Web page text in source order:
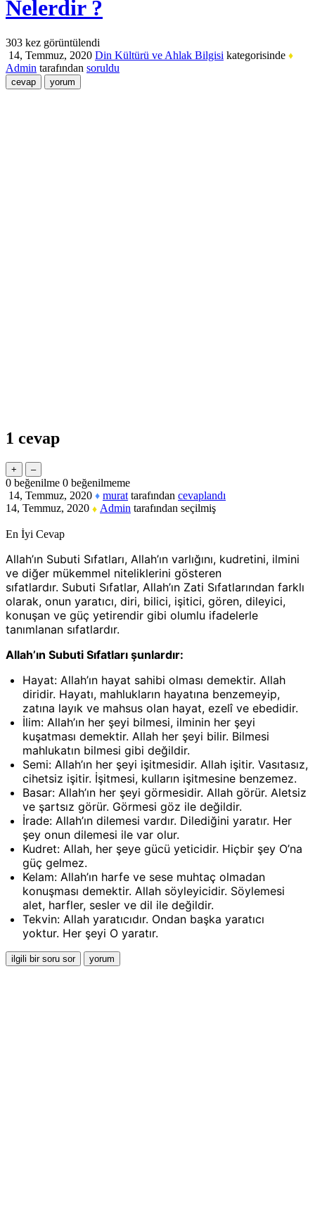
Nelerdir ?
303 kez görüntülendi
14, Temmuz, 2020 Din Kültürü ve Ahlak Bilgisi kategorisinde ♦
Admin tarafından soruldu
1 cevap
0 beğenilme 0 beğenilmeme
14, Temmuz, 2020 ♦ murat tarafından cevaplandı
14, Temmuz, 2020 ♦ Admin tarafından seçilmiş
En İyi Cevap
Allah’ın Subuti Sıfatları, Allah’ın varlığını, kudretini, ilmini
ve diğer mükemmel niteliklerini gösteren
sıfatlardır. Subuti Sıfatlar, Allah’ın Zati Sıfatlarından farklı
olarak, onun yaratıcı, diri, bilici, işitici, gören, dileyici,
konuşan ve güç yetirendir gibi olumlu ifadelerle
tanımlanan sıfatlardır.
Allah’ın Subuti Sıfatları şunlardır:
Hayat: Allah’ın hayat sahibi olması demektir. Allah
diridir. Hayatı, mahlukların hayatına benzemeyip,
zatına layık ve mahsus olan hayat, ezelî ve ebedidir.
İlim: Allah’ın her şeyi bilmesi, ilminin her şeyi
kuşatması demektir. Allah her şeyi bilir. Bilmesi
mahlukatın bilmesi gibi değildir.
Semi: Allah’ın her şeyi işitmesidir. Allah işitir. Vasıtasız,
cihetsiz işitir. İşitmesi, kulların işitmesine benzemez.
Basar: Allah’ın her şeyi görmesidir. Allah görür. Aletsiz
ve şartsız görür. Görmesi göz ile değildir.
İrade: Allah’ın dilemesi vardır. Dilediğini yaratır. Her
şey onun dilemesi ile var olur.
Kudret: Allah, her şeye gücü yeticidir. Hiçbir şey O’na
güç gelmez.
Kelam: Allah’ın harfe ve sese muhtaç olmadan
konuşması demektir. Allah söyleyicidir. Söylemesi
alet, harfler, sesler ve dil ile değildir.
Tekvin: Allah yaratıcıdır. Ondan başka yaratıcı
yoktur. Her şeyi O yaratır.